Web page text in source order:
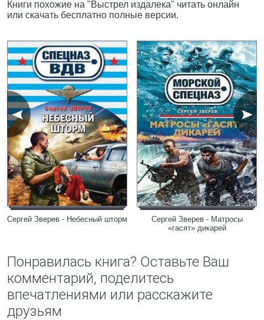
Книги похожие на "Выстрел издалека" читать онлайн
или скачать бесплатно полные версии.
Сергей Зверев - Небесный шторм
Сергей Зверев - Матросы
«гасят» дикарей
Понравилась книга? Оставьте Ваш
комментарий, поделитесь
впечатлениями или расскажите
друзьям